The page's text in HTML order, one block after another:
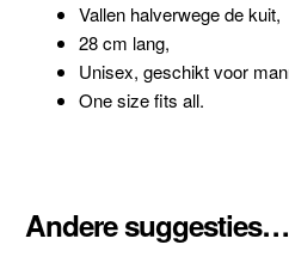
Vallen halverwege de kuit,
28 cm lang,
Unisex, geschikt voor
One size fits all.
Andere suggesties…